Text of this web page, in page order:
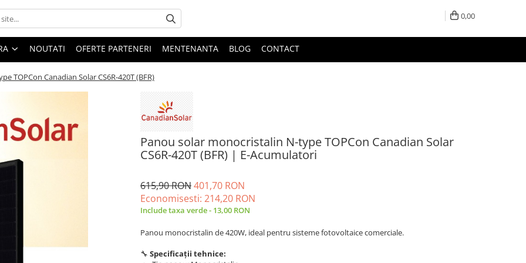
0,00
NOUTATI OFERTE PARTENERI MENTENANTA BLOG CONTACT
TOPCon Canadian Solar CS6R-420T (BFR)
Panou solar monocristalin N-type TOPCon Canadian Solar
CS6R-420T (BFR) | E-Acumulatori
615,90 RON401,70 RON
Economisesti: 214,20 RON
Include taxa verde - 13,00 RON
Panou monocristalin de 420W, ideal pentru sisteme fotovoltaice comerciale.
🔧 Specificații tehnice: